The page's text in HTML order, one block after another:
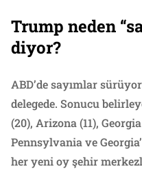
Trump neden
diyor?
ABD’de sayımlar
delegede. Sonucu
(20), Arizona (11),
Pennsylvania ve
her yeni oy şehir